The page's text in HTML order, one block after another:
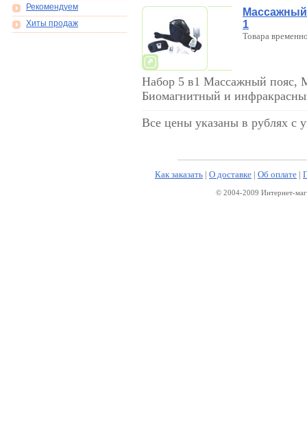
Рекомендуем
Хиты продаж
1
Товара
Набор 5 в1 Массажный пояс,
Биомагнитный и
Все цены указаны в рублях с
Как заказать | О доставке | Об оплате |
© 2004-2009 Интернет-